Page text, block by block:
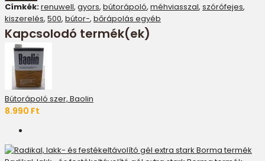
Címkék:renuwell, gyors, bútorápoló, méhviasszal, szórófejes,
kiszerelés, 500, bútor-, bőrápolás egyéb
Kapcsolodó termék(ek)
Bútorápoló szer, Baolin
8.990 Ft